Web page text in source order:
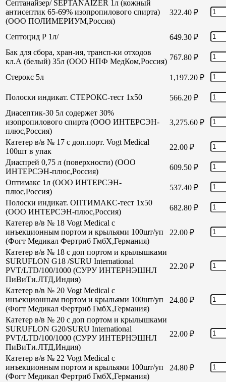
Септанайзер/ SEPTANAIZER 1л (кожный
антисептик 65-69% изопропилового спирта)
(ООО ПОЛИМЕРИУМ,Россия)
322.40 ₽
Септоцид Р 1л/ 649.30 ₽
Бак для сбора, хран-ия, трансп-ки отходов
кл.А (белый) 35л (ООО НПФ МедКом,Россия) 767.80 ₽
Стерокс 5л 1,197.20 ₽
Полоски индикат. СТЕРОКС-тест 1х50 566.20 ₽
Диасептик-30 5л содержет 30%
изопропилового спирта (ООО ИНТЕРСЭН-
плюс,Россия)
3,275.60 ₽
Катетер в/в № 17 с доп.порт. Vogt Medical
100шт в упак
22.00 ₽
Диаспрей 0,75 л (поверхности) (ООО
ИНТЕРСЭН-плюс,Россия)
609.50 ₽
Оптимакс 1л (ООО ИНТЕРСЭН-
плюс,Россия)
537.40 ₽
Полоски индикат. ОПТИМАКС-тест 1х50
(ООО ИНТЕРСЭН-плюс,Россия)
682.80 ₽
Катетер в/в № 18 Vogt Medical с
инъекционным портом и крыльями 100шт/уп
(Фогт Медикал Фертриб ГмбХ,Германия)
22.00 ₽
Катетер в/в № 18 с доп портом и крылышками
SURUFLON G18 /SURU International
PVT/LTD/100/1000 (СУРУ ИНТЕРНЭШНЛ
ПиВиТи.ЛТД,Индия)
22.20 ₽
Катетер в/в № 20 Vogt Medical с
инъекционным портом и крыльями 100шт/уп
(Фогт Медикал Фертриб ГмбХ,Германия)
24.80 ₽
Катетер в/в № 20 с доп портом и крылышками
SURUFLON G20/SURU International
PVT/LTD/100/1000 (СУРУ ИНТЕРНЭШНЛ
ПиВиТи.ЛТД,Индия)
22.00 ₽
Катетер в/в № 22 Vogt Medical с
инъекционным портом и крыльями 100шт/уп
(Фогт Медикал Фертриб ГмбХ,Германия)
24.80 ₽